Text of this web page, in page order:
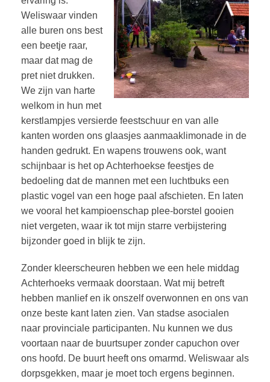
Weliswaar vinden
alle buren ons best
een beetje raar,
maar dat mag de
pret niet drukken.
We zijn van harte
welkom in hun met
kerstlampjes versierde feestschuur en van alle
kanten worden ons glaasjes aanmaaklimonade in de
handen gedrukt. En wapens trouwens ook, want
schijnbaar is het op Achterhoekse feestjes de
bedoeling dat de mannen met een luchtbuks een
plastic vogel van een hoge paal afschieten. En laten
we vooral het kampioenschap plee-borstel gooien
niet vergeten, waar ik tot mijn starre verbijstering
bijzonder goed in blijk te zijn.
Zonder kleerscheuren hebben we een hele middag
Achterhoeks vermaak doorstaan. Wat mij betreft
hebben manlief en ik onszelf overwonnen en ons van
onze beste kant laten zien. Van stadse asocialen
naar provinciale participanten. Nu kunnen we dus
voortaan naar de buurtsuper zonder capuchon over
ons hoofd. De buurt heeft ons omarmd. Weliswaar als
dorpsgekken, maar je moet toch ergens beginnen.